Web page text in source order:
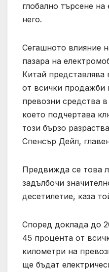
глобално търсене на
него.
Сегашното влияние
пазара на
Китай представлява
от всички продажби
превозни средства
което подчертава
този бързо
Спенсър Дейл,
Предвижда се това
задълбочи
десетилетие, каза
Според доклада до
45 процента от
километри на
ще бъдат